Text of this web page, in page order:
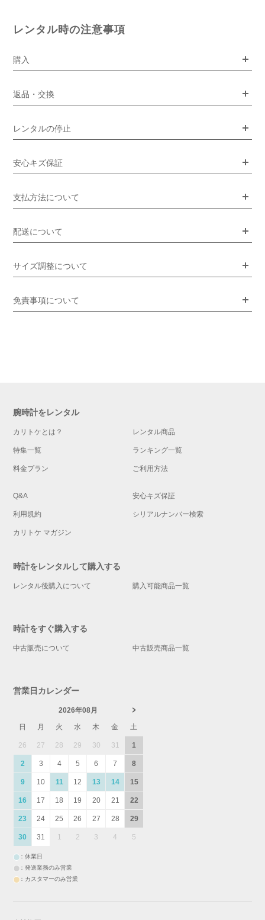
レンタル時の注意事項
購入
返品・交換
レンタルの停止
安心キズ保証
支払方法について
配送について
サイズ調整について
免責事項について
腕時計をレンタル
カリトケとは？ レンタル商品
特集一覧 ランキング一覧
料金プラン ご利用方法
Q&A 安心キズ保証
利用規約 シリアルナンバー検索
カリトケ マガジン
時計をレンタルして購入する
レンタル後購入について 購入可能商品一覧
時計をすぐ購入する
中古販売について 中古販売商品一覧
営業日カレンダー
2026年08月
日
月 火 水 木 金 土
26 27 28 29 30 31 1
2 3 4 5 6 7 8
9 10 11 12 13 14 15
16 17 18 19 20 21 22
23 24 25 26 27 28 29
30 31 1 2 3 4 5
：休業日
：発送業務のみ営業
：カスタマーのみ営業